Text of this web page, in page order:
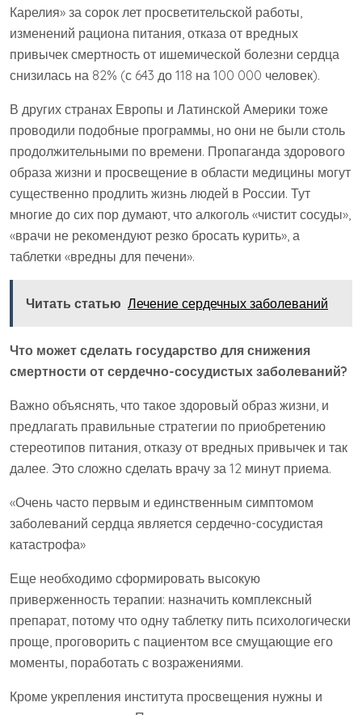
Карелия» за сорок лет просветительской работы,
изменений рациона питания, отказа от вредных
привычек смертность от ишемической болезни сердца
снизилась на 82% (с 643 до 118 на 100 000 человек).
В других странах Европы и Латинской Америки тоже
проводили подобные программы, но они не были столь
продолжительными по времени. Пропаганда здорового
образа жизни и просвещение в области медицины могут
существенно продлить жизнь людей в России. Тут
многие до сих пор думают, что алкоголь «чистит сосуды»,
«врачи не рекомендуют резко бросать курить», а
таблетки «вредны для печени».
Читать статью Лечение сердечных заболеваний
Что может сделать государство для снижения
смертности от сердечно-сосудистых заболеваний?
Важно объяснять, что такое здоровый образ жизни, и
предлагать правильные стратегии по приобретению
стереотипов питания, отказу от вредных привычек и так
далее. Это сложно сделать врачу за 12 минут приема.
«Очень часто первым и единственным симптомом
заболеваний сердца является сердечно-сосудистая
катастрофа»
Еще необходимо сформировать высокую
приверженность терапии: назначить комплексный
препарат, потому что одну таблетку пить психологически
проще, проговорить с пациентом все смущающие его
моменты, поработать с возражениями.
Кроме укрепления института просвещения нужны и